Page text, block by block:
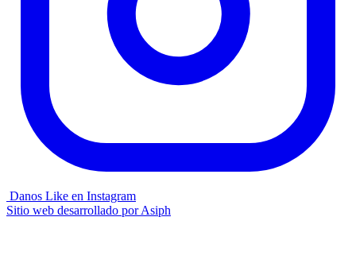
Danos Like en Instagram
Sitio web desarrollado porAsiph